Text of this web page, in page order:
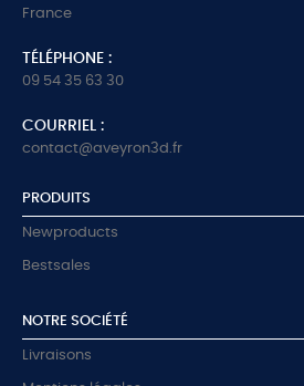
France
TÉLÉPHONE :
09 54 35 63 30
COURRIEL :
contact@aveyron3d.fr
PRODUITS
Newproducts
Bestsales
NOTRE SOCIÉTÉ
Livraisons